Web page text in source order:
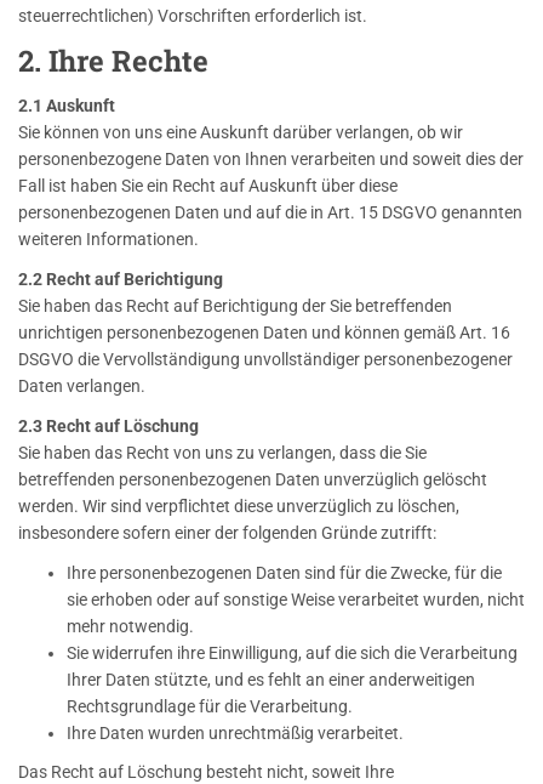
steuerrechtlichen) Vorschriften erforderlich ist.
2. Ihre Rechte
2.1 Auskunft
Sie können von uns eine Auskunft darüber verlangen, ob wir
personenbezogene Daten von Ihnen verarbeiten und soweit dies der
Fall ist haben Sie ein Recht auf Auskunft über diese
personenbezogenen Daten und auf die in Art. 15 DSGVO genannten
weiteren Informationen.
2.2 Recht auf Berichtigung
Sie haben das Recht auf Berichtigung der Sie betreffenden
unrichtigen personenbezogenen Daten und können gemäß Art. 16
DSGVO die Vervollständigung unvollständiger personenbezogener
Daten verlangen.
2.3 Recht auf Löschung
Sie haben das Recht von uns zu verlangen, dass die Sie
betreffenden personenbezogenen Daten unverzüglich gelöscht
werden. Wir sind verpflichtet diese unverzüglich zu löschen,
insbesondere sofern einer der folgenden Gründe zutrifft:
Ihre personenbezogenen Daten sind für die Zwecke, für die
sie erhoben oder auf sonstige Weise verarbeitet wurden, nicht
mehr notwendig.
Sie widerrufen ihre Einwilligung, auf die sich die Verarbeitung
Ihrer Daten stützte, und es fehlt an einer anderweitigen
Rechtsgrundlage für die Verarbeitung.
Ihre Daten wurden unrechtmäßig verarbeitet.
Das Recht auf Löschung besteht nicht, soweit Ihre